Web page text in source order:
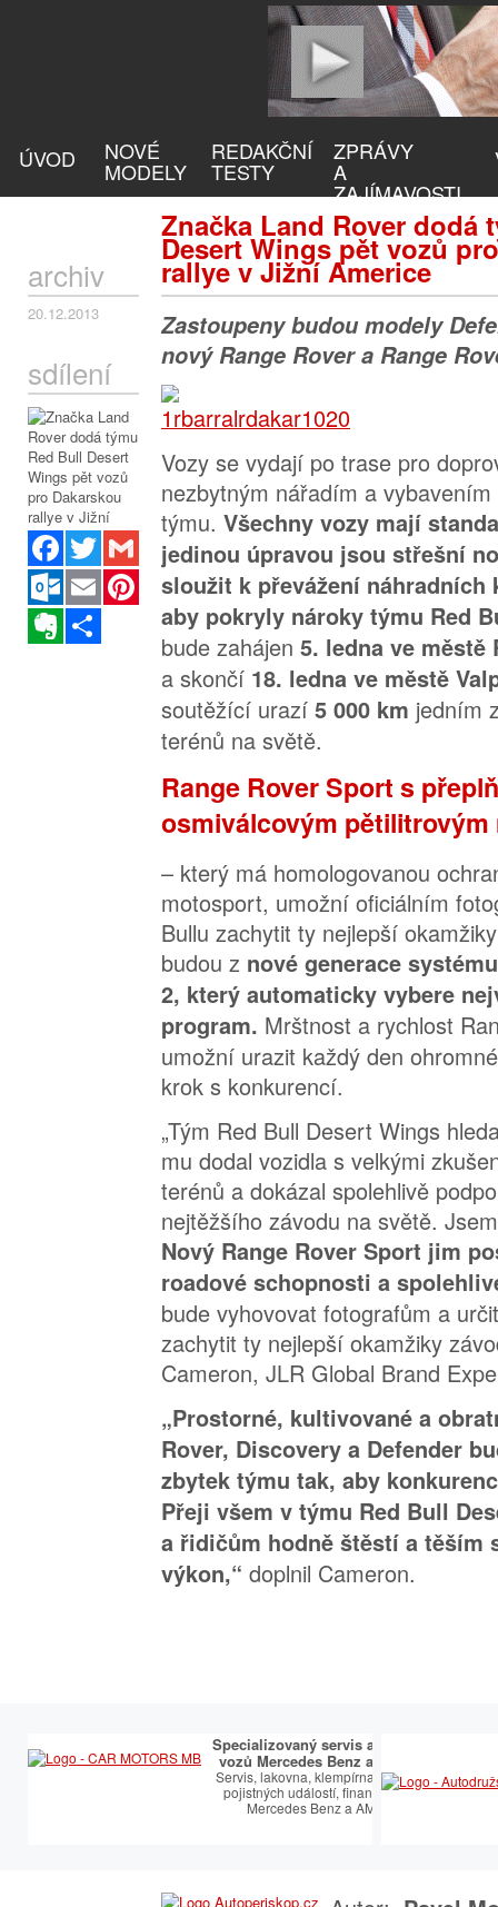
ÚVOD NOVÉ
MODELY
REDAKČNÍ
TESTY
ZPRÁVY
A
ZAJÍMAVOSTI
Značka Land Rover dodá
Desert Wings pět vozů
rallye v Jižní Americe
archiv
20.12.2013
sdílení
Facebook
Twitter
Gmail
Outlook.com
Email
Pinterest
Evernote
Zastoupeny budou modely
nový Range Rover a Range
Vozy se vydají po trase pro
nezbytným nářadím a
týmu. Všechny vozy mají
jedinou úpravou jsou střešní
sloužit k převážení náhradních
aby pokryly nároky týmu Red
bude zahájen 5. ledna ve městě
a skončí 18. ledna ve městě
soutěžící urazí 5 000 km jedním
terénů na světě.
Range Rover Sport s
osmiválcovým pětilitrovým
– který má homologovanou
motosport, umožní oficiálním
Bullu zachytit ty nejlepší
budou z nové generace
2, který automaticky vybere
program. Mrštnost a rychlost
umožní urazit každý den
krok s konkurencí.
„Tým Red Bull Desert Wings
mu dodal vozidla s velkými
terénů a dokázal spolehlivě
nejtěžšího závodu na světě.
Nový Range Rover Sport jim
roadové schopnosti a
bude vyhovovat fotografům a
zachytit ty nejlepší okamžiky
Cameron, JLR Global Brand
„Prostorné, kultivované a
Rover, Discovery a Defender
zbytek týmu tak, aby
Přeji všem v týmu Red Bull
a řidičům hodně štěstí a těším
výkon,“ doplnil Cameron.
Specializovaný servis a prodej
vozů Mercedes Benz a AMG.
Servis, lakovna, klempírna, řešení
pojistných událostí, financování
Mercedes Benz a AMG.